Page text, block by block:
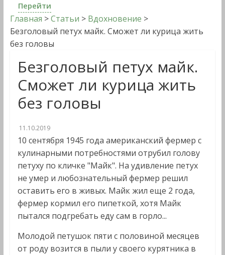
Перейти
Главная >Статьи > Вдохновение >
Безголовый петух майк. Сможет ли курица жить
без головы
Безголовый петух майк.
Сможет ли курица жить
без головы
11.10.2019
10 сентября 1945 года американский фермер с
кулинарными потребностями отрубил голову
петуху по кличке "Майк". На удивление петух
не умер и любознательный фермер решил
оставить его в живых. Майк жил еще 2 года,
фермер кормил его пипеткой, хотя Майк
пытался подгребать еду сам в горло...
Молодой петушок пяти с половиной месяцев
от роду возится в пыли у своего курятника в